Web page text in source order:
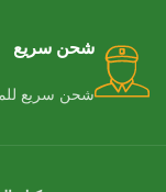
شحن سريع
شحن سريع